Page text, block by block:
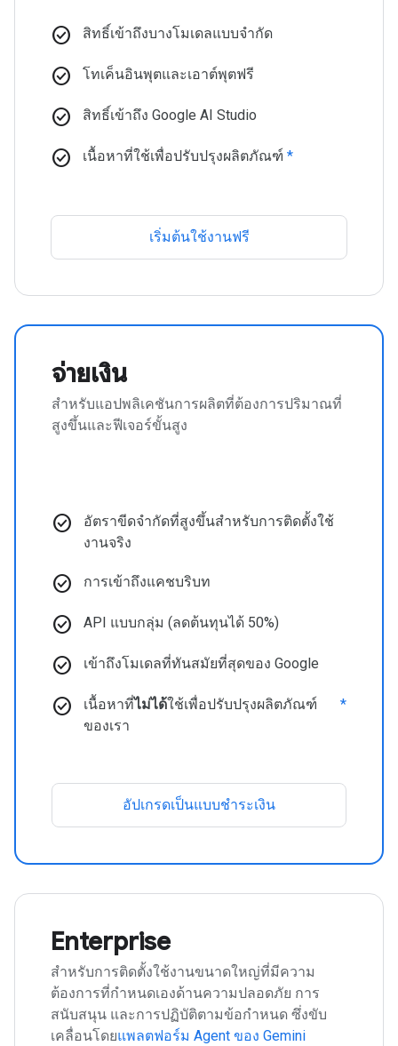
check_circle สิทธิ์เข้าถึงบางโมเดลแบบจำกัด
check_circle โทเค็นอินพุตและเอาต์พุตฟรี
check_circle สิทธิ์เข้าถึง Google AI Studio
check_circle เนื้อหาที่ใช้เพื่อปรับปรุงผลิตภัณฑ์ *
เริ่มต้นใช้งานฟรี
จ่ายเงิน
สำหรับแอปพลิเคชันการผลิตที่ต้องการปริมาณที่
สูงขึ้นและฟีเจอร์ขั้นสูง
check_circle
อัตราขีดจำกัดที่สูงขึ้นสำหรับการติดตั้งใช้
งานจริง
check_circle การเข้าถึงแคชบริบท
check_circle API แบบกลุ่ม (ลดต้นทุนได้ 50%)
check_circle เข้าถึงโมเดลที่ทันสมัยที่สุดของ Google
check_circle เนื้อหาที่ไม่ได้ใช้เพื่อปรับปรุงผลิตภัณฑ์
ของเรา
*
อัปเกรดเป็นแบบชำระเงิน
Enterprise
สำหรับการติดตั้งใช้งานขนาดใหญ่ที่มีความ
ต้องการที่กำหนดเองด้านความปลอดภัย การ
สนับสนุน และการปฏิบัติตามข้อกำหนด ซึ่งขับ
เคลื่อนโดยแพลตฟอร์ม Agent ของ Gemini